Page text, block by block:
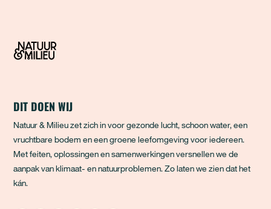
DIT DOEN WIJ
Natuur & Milieu zet zich in voor gezonde lucht, schoon water, een
vruchtbare bodem en een groene leefomgeving voor iedereen.
Met feiten, oplossingen en samenwerkingen versnellen we de
aanpak van klimaat- en natuurproblemen. Zo laten we zien dat het
kán.